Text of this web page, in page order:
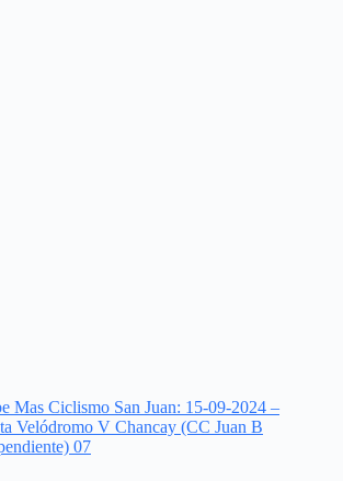
Mas Ciclismo San Juan: 15-09-2024 –
Velódromo V Chancay (CC Juan B
07